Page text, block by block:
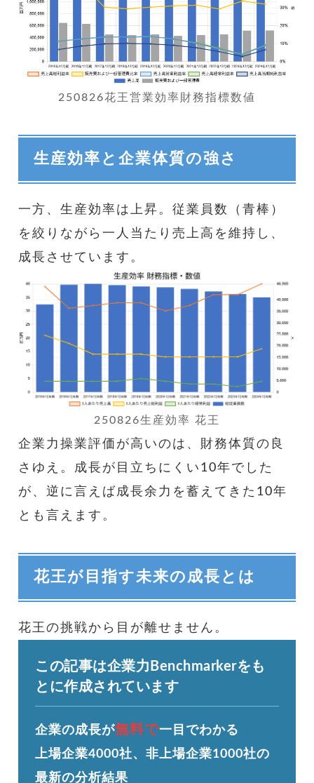
250826花王営業効率財務指標数値
生産効率と企業体質の強さ
一方、生産効率は上昇。従業員数（青棒）
を絞りながら一人当たり売上高を維持し、
成長させています。
250826生産効率 花王
企業力操業評価が高いのは、財務体質の良
さゆえ。成長が目立ちにくい10年でした
が、逆に言えば成長余力を蓄えてきた10年
とも言えます。
花王が目指す未来の成長とは
花王の挑戦から目が離せません。
この記事は企業力Benchmarkerをも
とに作成されています
企業の成長が無料で一目でわかる
上場企業4000社、非上場企業1000社の
最新の分析結果